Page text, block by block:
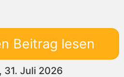
Beitrag lesen
31. Juli 2026